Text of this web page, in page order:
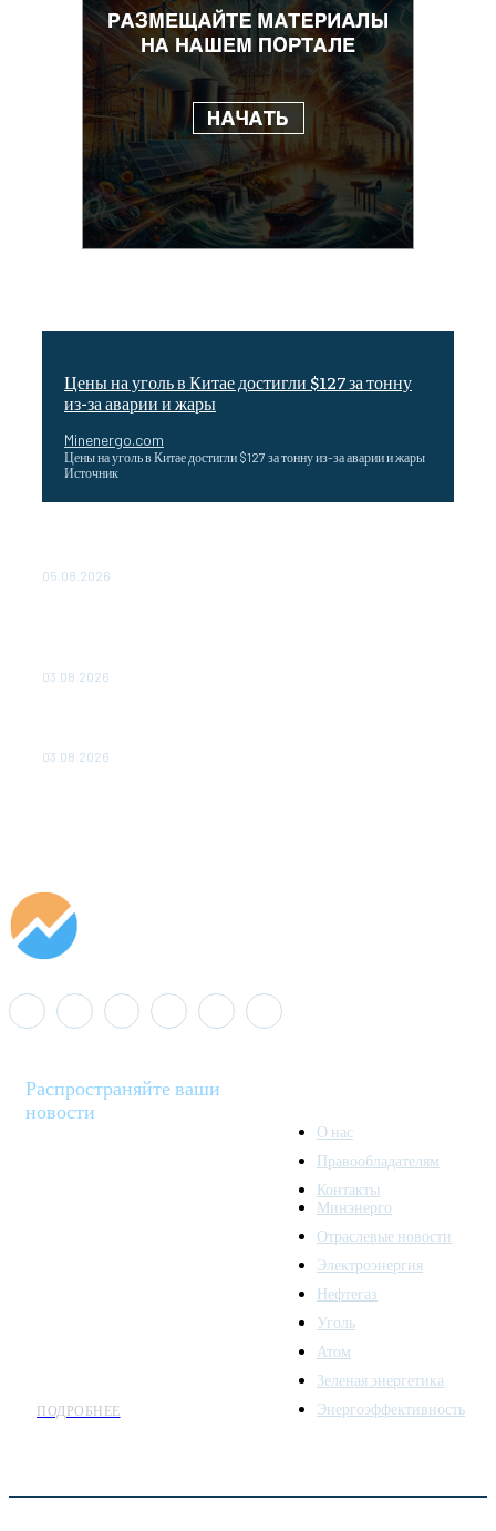
Цены на уголь в Китае достигли $127 за тонну
из-за аварии и жары
Minenergo.com
Цены на уголь в Китае достигли $127 за тонну из-за аварии и жары
Источник
05.08.2026
03.08.2026
03.08.2026
Распространяйте ваши
новости
ПОДРОБНЕЕ
О нас
Правообладателям
Контакты
Минэнерго
Отраслевые новости
Электроэнергия
Нефтегаз
Уголь
Атом
Зеленая энергетика
Энергоэффективность